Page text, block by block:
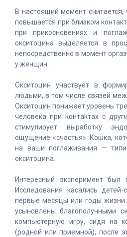
В настоящий момент считается,
повышается при близком
при прикосновениях и
окситоцина выделяется в
непосредственно в момент
у женщин.
Окситоцин участвует в
людьми, в том числе связей
Окситоцин понижает уровень
человека при контактах с
стимулирует выработку
ощущение «счастья». Кошка,
на ваши поглаживания —
окситоцина.
Интересный эксперимент был
Исследования касались
первые месяцы или годы
усыновлены благополучными
компьютерную игру, сидя на
(родной или приемной), после